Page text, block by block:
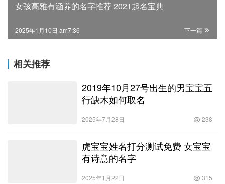
女孩高雅有涵养的名字推荐 2021起名宝典
下一篇
2025年1月10日 am7:36
相关推荐
2019年10月27号出生的男宝宝五
行缺木如何取名
2025年7月28日 238
虎宝宝姓名打分测试免费 女宝宝
有诗意的名字
2025年1月22日 315